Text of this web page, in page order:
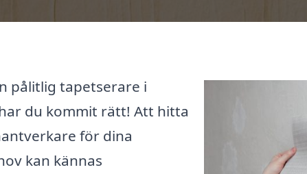
pålitlig tapetserare i
du kommit rätt! Att hitta
för dina
kan kännas